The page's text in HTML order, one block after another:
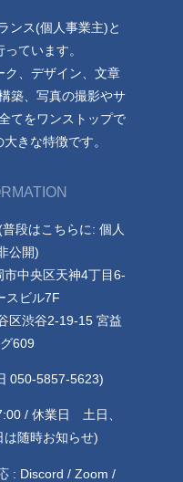
ンス(個人事業主)と
ています。
ク、デザイン、文章
築、写真の撮影やサ
てをワンストップで
きな特徴です。
段はこちらに: 個人
公開)
中央区天神4丁目6-
スビル7F
区渋谷2-19-15 宮益
609
050-5857-5623)
/ 休業日 土日、
随時お知らせ)
: Discord / Zoom /